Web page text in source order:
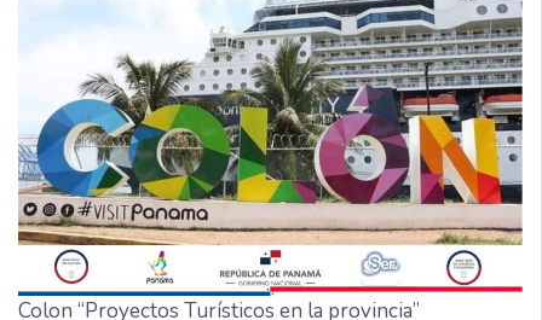
Colon “Proyectos Turísticos en la provincia”